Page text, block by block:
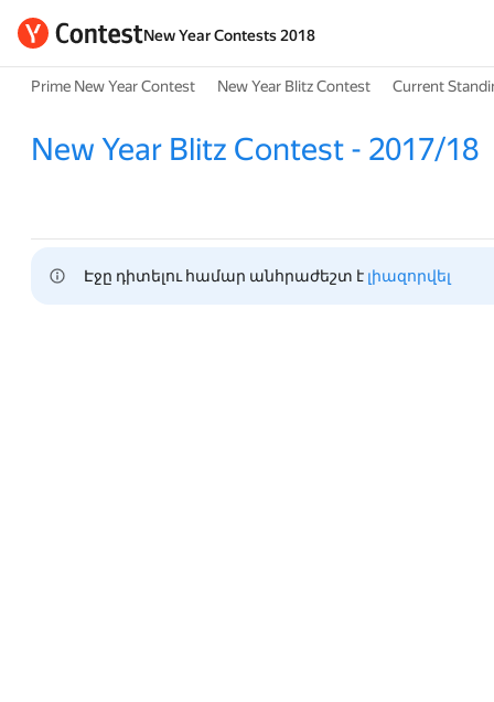
New Year Contests 2018
Prime New Year Contest New Year Blitz Contest Current
New Year Blitz Contest - 2017/18
Էջը դիտելու համար անհրաժեշտ է լիազորվել